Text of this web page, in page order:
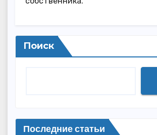
Поиск
Последние статьи